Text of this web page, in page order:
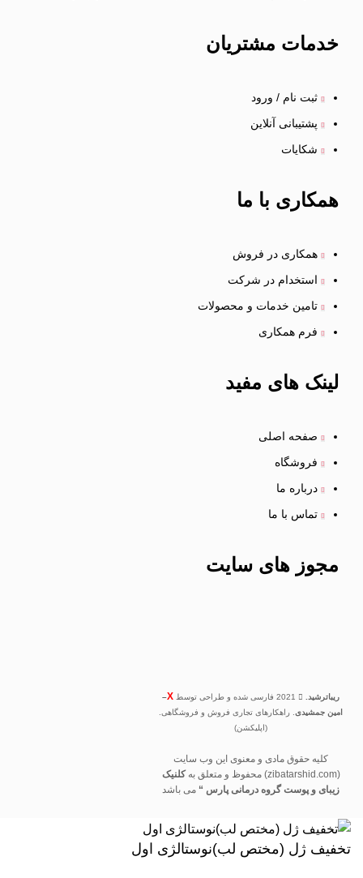
خدمات مشتریان
ثبت نام / ورود
پشتیبانی آنلاین
شکایات
همکاری با ما
همکاری در فروش
استخدام در شرکت
تامین خدمات و محصولات
فرم همکاری
لینک های مفید
صفحه اصلی
فروشگاه
درباره ما
تماس با ما
مجوز های سایت
ریباترشید. X
–
امین جمشیدی. راهکارهای تجاری فروش و فروشگاهی.
(اپلیکشن)
کلیه حقوق مادی و معنوی این وب سایت
(zibatarshid.com) محفوظ و متعلق به
کلنیک
زیبای و پوست گروه درمانی پارس “ می باشد
تخفیف ژل (مختص لب)نوستالژی اول